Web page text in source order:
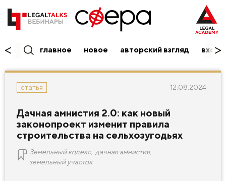
главное новое авторский взгляд вход/
статья 12.08.2024
Дачная амнистия 2.0: как новый
законопроект изменит правила
строительства на сельхозугодьях
Земельный кодекс, дачная амнистия,
земельный участок